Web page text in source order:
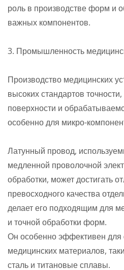
роль в производстве форм и
важных компонентов.
3. Промышленность
Производство медицинских
высоких стандартов точности,
поверхности и
особенно для микро-
Латунный провод,
медленной проволочной
обработки, может достигать
превосходного качества
делает его подходящим для
и точной обработки форм.
Он особенно эффективен для
медицинских материалов,
сталь и титановые сплавы.